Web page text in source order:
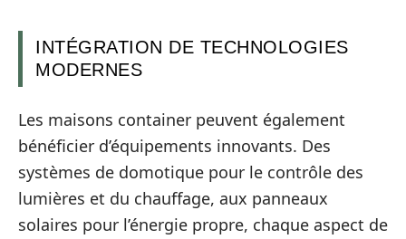
INTÉGRATION DE TECHNOLOGIES
MODERNES
Les maisons container peuvent également
bénéficier d’équipements innovants. Des
systèmes de domotique pour le contrôle des
lumières et du chauffage, aux panneaux
solaires pour l’énergie propre, chaque aspect de